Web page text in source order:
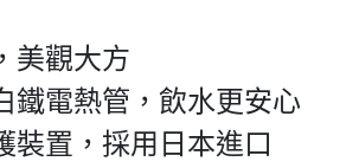
美觀大方
鐵電熱管，飲水更安心
裝置，採用日本進口